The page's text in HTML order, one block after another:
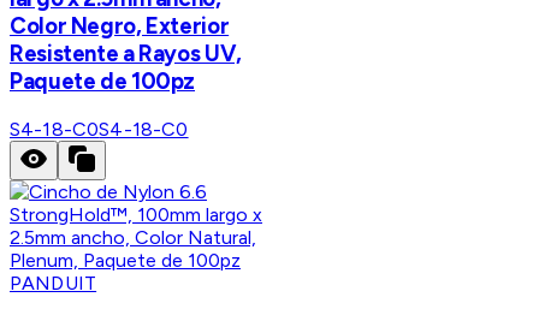
Color Negro, Exterior
Resistente a Rayos UV,
Paquete de 100pz
S4-18-C0S4-18-C0
PANDUIT